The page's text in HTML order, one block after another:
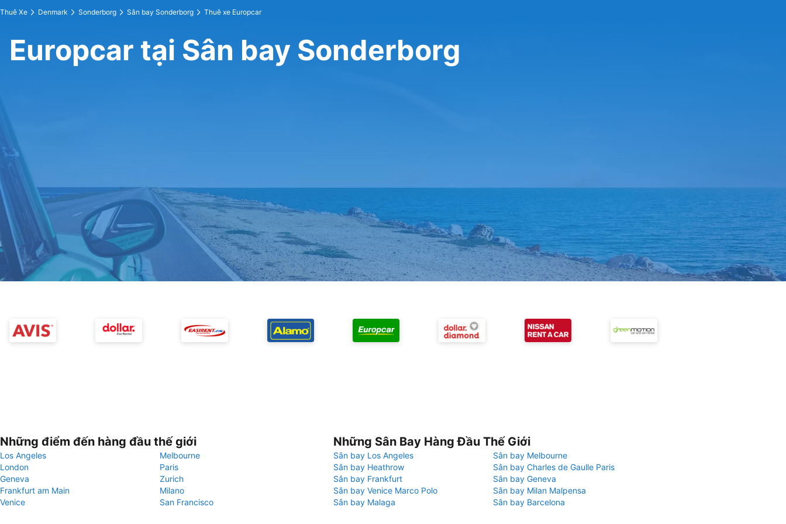
Thuê Xe Denmark Sonderborg Sân bay Sonderborg Thuê xe Europcar
Europcar tại Sân bay Sonderborg
Những điểm đến hàng đầu thế giới
Los Angeles
Melbourne
London
Paris
Geneva
Zurich
Frankfurt am Main
Milano
Venice
San Francisco
Những Sân Bay Hàng Đầu Thế Giới
Sân bay Los Angeles
Sân bay Melbourne
Sân bay Heathrow
Sân bay Charles de Gaulle Paris
Sân bay Frankfurt
Sân bay Geneva
Sân bay Venice Marco Polo
Sân bay Milan Malpensa
Sân bay Malaga
Sân bay Barcelona